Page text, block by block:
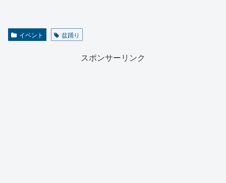
イベント 盆踊り
スポンサーリンク